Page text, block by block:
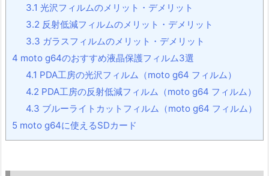
3.1 光沢フィルムのメリット・デメリット
3.2 反射低減フィルムのメリット・デメリット
3.3 ガラスフィルムのメリット・デメリット
4 moto g64のおすすめ液晶保護フィルム3選
4.1 PDA工房の光沢フィルム（moto g64 フィルム）
4.2 PDA工房の反射低減フィルム（moto g64 フィルム）
4.3 ブルーライトカットフィルム（moto g64 フィルム）
5 moto g64に使えるSDカード